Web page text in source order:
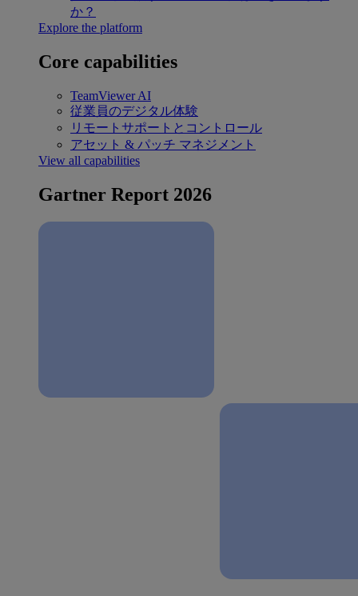
か？
Explore the platform
Core capabilities
TeamViewer AI
従業員のデジタル体験
リモートサポートとコントロール
アセット & パッチ マネジメント
View all capabilities
Gartner Report 2026